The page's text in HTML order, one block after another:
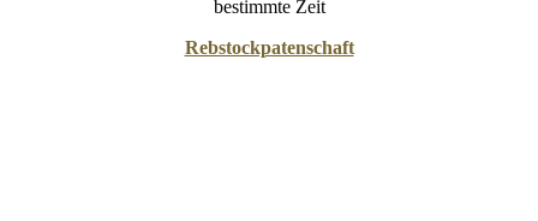
bestimmte Zeit
Rebstockpatenschaft